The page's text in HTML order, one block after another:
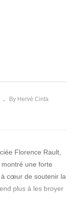
By Hervé Cinta
Florence Rault,
une forte
cœur de soutenir la
plus à les broyer